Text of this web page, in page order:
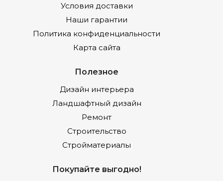
Условия доставки
Наши гарантии
Политика конфиденциальности
Карта сайта
Полезное
Дизайн интерьера
Ландшафтный дизайн
Ремонт
Строительство
Стройматериалы
Покупайте выгодно!